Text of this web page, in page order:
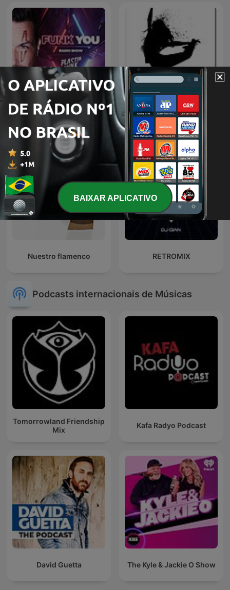
Plastik Funk - Funk You
Radio
DJ
Nuestro flamenco RETROMIX
Podcasts internacionais de Músicas
Tomorrowland Friendship
Mix
Kafa Radyo Podcast
David Guetta The Kyle & Jackie O Show
BAIXAR APLICATIVO